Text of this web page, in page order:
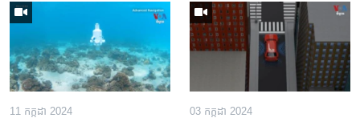
11 កក្កដា 2024 03 កក្កដា 2024